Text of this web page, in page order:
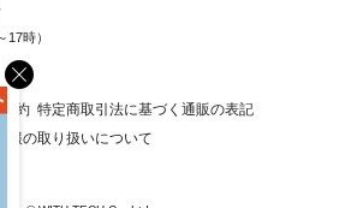
×
17時）
約 特定商取引法に基づく通販の表記
報の取り扱いについて